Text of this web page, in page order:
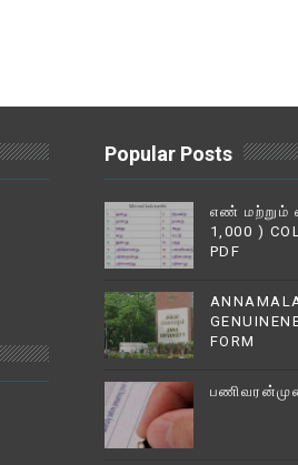
Popular Posts
எண் மற்றும்
1,000 )
PDF
FORM